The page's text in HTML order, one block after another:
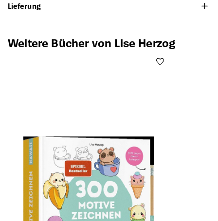
Lieferung
Produktgalerie überspringen
Weitere Bücher von Lise Herzog